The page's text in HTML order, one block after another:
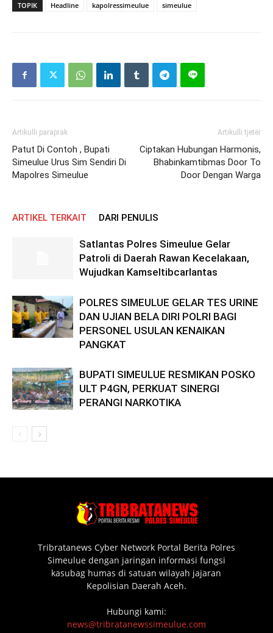
TOPIK Headline kapolressimeulue simeulue
Artikulli paraprak
Patut Di Contoh , Bupati
Simeulue Urus Sim Sendiri Di
Mapolres Simeulue
Artikulli tjetër
Ciptakan Hubungan Harmonis,
Bhabinkamtibmas Door To
Door Dengan Warga
ARTIKEL TERKAIT DARI PENULIS
Satlantas Polres Simeulue Gelar
Patroli di Daerah Rawan Kecelakaan,
Wujudkan Kamseltibcarlantas
POLRES SIMEULUE GELAR TES URINE
DAN UJIAN BELA DIRI POLRI BAGI
PERSONEL USULAN KENAIKAN
PANGKAT
BUPATI SIMEULUE RESMIKAN POSKO
ULT P4GN, PERKUAT SINERGI
PERANGI NARKOTIKA
Tribratanews Cyber Network Portal Berita Polres
Simeulue dengan jaringan informasi fungsi
kasubag humas di satuan wilayah jajaran
Kepolisian Daerah Aceh.
Hubungi kami:
news@tribratanewssimeulue.com